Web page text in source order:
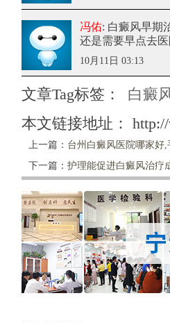
冯佑: 白癜风早期
还是需要早点去
10月11日 03:13
文章Tag标签： 白癜
本文链接地址：
上一篇： 台州白癜风医院哪家好
下一篇： 护理能促进白癜风治疗